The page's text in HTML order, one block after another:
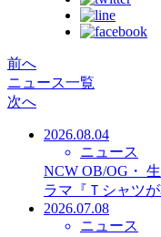
前へ
ニュース一覧
次へ
2026.08.04
ニュース
NCW OB/OG・
ラマ『Ｔシャツ
2026.07.08
ニュース